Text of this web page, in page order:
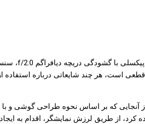
بوده و از سیستم شارژ سریع ۲۵ واتی پشتیبانی می‌کند. از